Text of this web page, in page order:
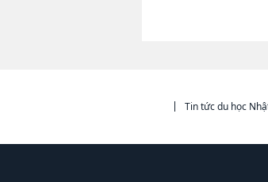
Tin tức du học